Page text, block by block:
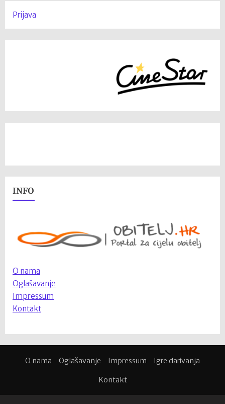
Prijava
INFO
O nama
Oglašavanje
Impressum
Kontakt
O nama Oglašavanje Impressum Igre darivanja
Kontakt